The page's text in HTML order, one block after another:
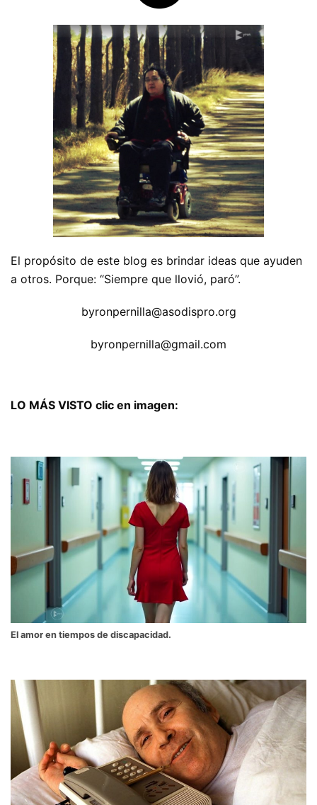
El propósito de este blog es brindar ideas que ayuden
a otros. Porque: “Siempre que llovió, paró”.
byronpernilla@asodispro.org
byronpernilla@gmail.com
LO MÁS VISTO clic en imagen:
El amor en tiempos de discapacidad.